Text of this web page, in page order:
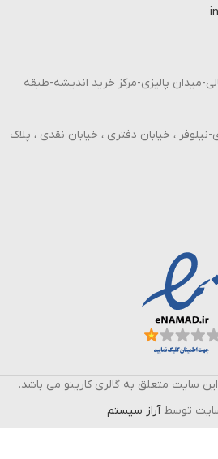
میدان پالیزی-مرکز خرید اندیشه-طبقه
، خیابان دفتری ، خیابان نقدی ، پلاک
سایت متعلق به گالری کارینو می باشد.
توسطآراز سیستم